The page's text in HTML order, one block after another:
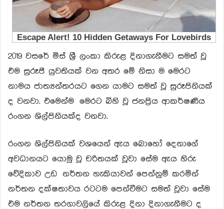
2019 වසරේ මිස් ශ්‍රී ලංකා කිරුළ දිනාගැනීමට සමත් වූ
එම සුරූපී යුවතියක් වන අතර මේ නිසා ම මෙරට
නාමය ජාත්‍යන්තරයට ගෙන යාමට සමත් වූ සුරූපිනියක්
ද වනවා. එමෙන්ම මෙරට බිහි වූ ජනප්‍රිය ආකර්ෂණීය
රංගන ශිල්පිනියක්ද වනවා.
රංගන ශිල්පිනියක් වශයෙන් ඇය බොහෝ දෙනාගේ
අවධානයට යොමු වූ චරිතයක් වූවා සේම ඇය හිරු
වේදිකාව උඩ නර්තන හැකියාවන් පෙන්නුම් කරමින්
නර්තන දක්ෂතාවය රටටම පෙන්වීමට සමත් වූවා සේම
එම නර්තන තරගාවලියේ කිරුළ දිනා දිනාගැනීමට ද